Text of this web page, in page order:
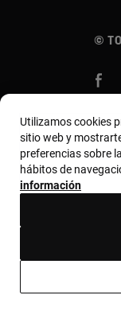
©
País y
Utilizamos cookies
sitio web y
preferencias sobre
hábitos de
información